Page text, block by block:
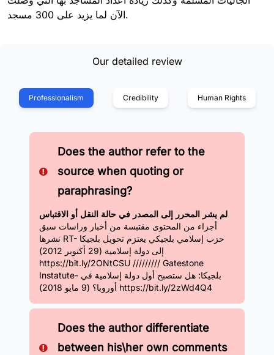
الآن لما يزيد على 300 مسجد.
Our detailed review
Professionalism Credibility Human Rights
Does the author refer to the
source when quoting or
paraphrasing?
لم يشر المحرر إلى المصدر في حالة النقل أو الاقتباس
أجزاء من المحتوى مقتبسة من أخبار وراسات سبق
نشرها RT- حزب إسلامي بلجيكي يعتزم تحويل بلجيكا
إلى دولة إسلامية (29 أكتوبر 2012)
https://bit.ly/2ONtCSU ///////// Gatestone
Instatute- بلجيكا: هل ستصبح أول دولة إسلامية في
أوروبا؟ (9 مايو 2018) https://bit.ly/2zWd4Q4
Does the author differentiate
between his\her own comments